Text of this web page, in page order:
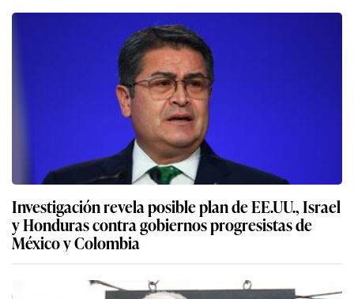
Investigación revela posible plan de EE.UU., Israel
y Honduras contra gobiernos progresistas de
México y Colombia